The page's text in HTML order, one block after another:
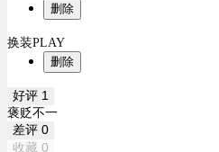
删除
换装PLAY
删除
好评 1
褒贬不一
差评 0
收藏 0